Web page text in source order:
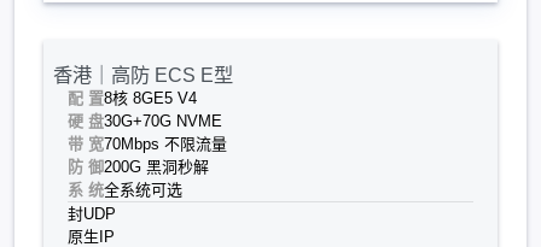
香港｜高防 ECS E型
配 置8核 8GE5 V4
硬 盘30G+70G NVME
带 宽70Mbps 不限流量
防 御200G 黑洞秒解
系 统全系统可选
封UDP
原生IP